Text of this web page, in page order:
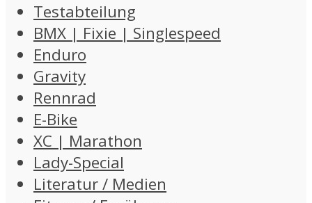
Testabteilung
BMX | Fixie | Singlespeed
Enduro
Gravity
Rennrad
E-Bike
XC | Marathon
Lady-Special
Literatur / Medien